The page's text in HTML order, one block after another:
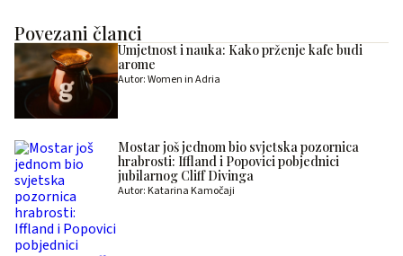
Povezani članci
Umjetnost i nauka: Kako prženje kafe budi
arome
Autor: Women in Adria
Mostar još jednom bio svjetska pozornica
hrabrosti: Iffland i Popovici pobjednici
jubilarnog Cliff Divinga
Autor: Katarina Kamočaji